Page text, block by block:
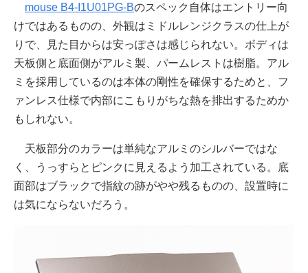
mouse B4-I1U01PG-Bのスペック自体はエントリー向
けではあるものの、外観はミドルレンジクラスの仕上が
りで、見た目からは安っぽさは感じられない。ボディは
天板側と底面側がアルミ製、パームレストは樹脂。アル
ミを採用しているのは本体の剛性を確保するためと、フ
ァンレス仕様で内部にこもりがちな熱を排出するためか
もしれない。
天板部分のカラーは単純なアルミのシルバーではな
く、うっすらとピンクに見えるよう加工されている。底
面部はブラックで指紋の跡がやや残るものの、設置時に
は気にならないだろう。